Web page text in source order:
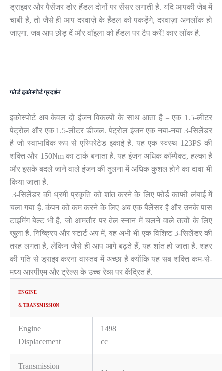
ड्राइवर और पैसेंजर डोर हैंडल दोनों पर सेंसर लगाती है. यदि आपकी जेब में
चाबी है, तो जैसे ही आप दरवाज़े के हैंडल को पकड़ेंगे, दरवाज़ा अनलॉक हो
जाएगा. जब आप छोड़ दें और वॉइला को हैंडल पर टैप करें! कार लॉक है.
फोर्ड इकोस्पोर्ट प्रदर्शन
इकोस्पोर्ट अब केवल दो इंजन विकल्पों के साथ आता है – एक 1.5-लीटर
पेट्रोल और एक 1.5-लीटर डीजल. पेट्रोल इंजन एक नया-नया 3-सिलेंडर
है जो स्वाभाविक रूप से एस्पिरेटेड इकाई है. यह एक स्वस्थ 123PS की
शक्ति और 150Nm का टार्क बनाता है. यह इंजन अधिक कॉम्पैक्ट, हल्का है
और इसके बदले जाने वाले इंजन की तुलना में अधिक कुशल होने का दावा भी
किया जाता है.
3-सिलेंडर की थ्रमी प्रकृति को शांत करने के लिए फोर्ड काफी लंबाई में
चला गया है. कंपन को कम करने के लिए अब एक बैलेंसर है और उनके पास
टाइमिंग बेल्ट भी है, जो आमतौर पर तेल स्नान में चलने वाले तत्वों के लिए
खुला है. निष्क्रिय और स्टार्ट अप में, यह अभी भी एक विशिष्ट 3-सिलेंडर की
तरह लगता है, लेकिन जैसे ही आप आगे बढ़ते हैं, यह शांत हो जाता है. शहर
की गति से ड्राइव करना वास्तव में अच्छा है क्योंकि यह सब शक्ति कम-से-
मध्य आरपीएम और ट्रेल्स के उच्च रेव्स पर केंद्रित है.
ENGINE
& TRANSMISSION
Engine
Displacement
1498
cc
Transmission